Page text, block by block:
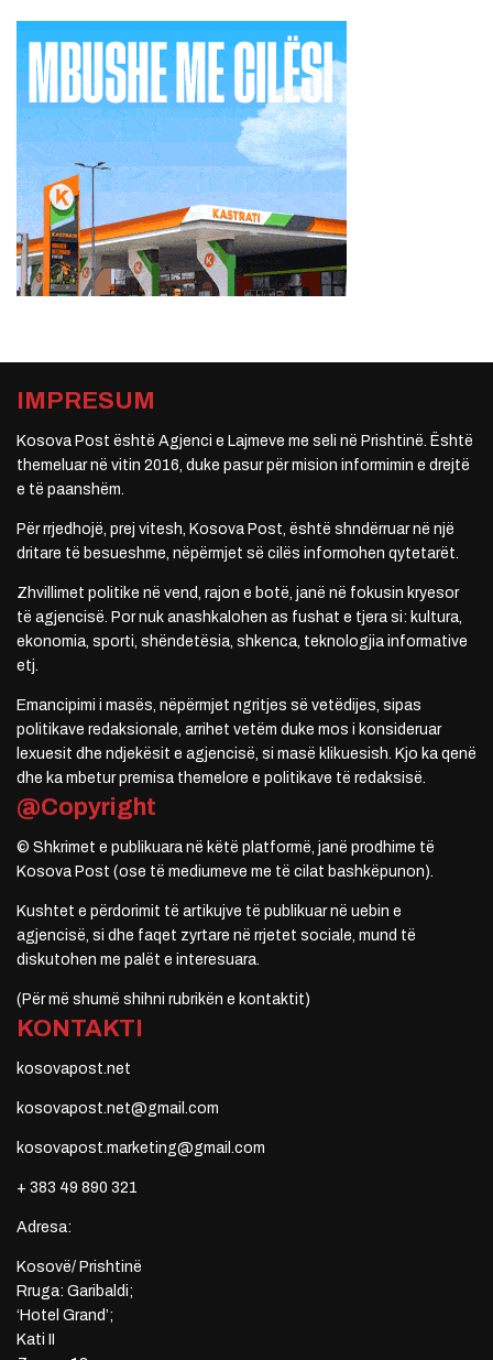
IMPRESUM
Kosova Post është Agjenci e Lajmeve me seli në Prishtinë. Është
themeluar në vitin 2016, duke pasur për mision informimin e drejtë
e të paanshëm.
Për rrjedhojë, prej vitesh, Kosova Post, është shndërruar në një
dritare të besueshme, nëpërmjet së cilës informohen qytetarët.
Zhvillimet politike në vend, rajon e botë, janë në fokusin kryesor
të agjencisë. Por nuk anashkalohen as fushat e tjera si: kultura,
ekonomia, sporti, shëndetësia, shkenca, teknologjia informative
etj.
Emancipimi i masës, nëpërmjet ngritjes së vetëdijes, sipas
politikave redaksionale, arrihet vetëm duke mos i konsideruar
lexuesit dhe ndjekësit e agjencisë, si masë klikuesish. Kjo ka qenë
dhe ka mbetur premisa themelore e politikave të redaksisë.
@Copyright
© Shkrimet e publikuara në këtë platformë, janë prodhime të
Kosova Post (ose të mediumeve me të cilat bashkëpunon).
Kushtet e përdorimit të artikujve të publikuar në uebin e
agjencisë, si dhe faqet zyrtare në rrjetet sociale, mund të
diskutohen me palët e interesuara.
(Për më shumë shihni rubrikën e kontaktit)
KONTAKTI
kosovapost.net
kosovapost.net@gmail.com
kosovapost.marketing@gmail.com
+ 383 49 890 321
Adresa:
Kosovë/ Prishtinë
Rruga: Garibaldi;
‘Hotel Grand’;
Kati II